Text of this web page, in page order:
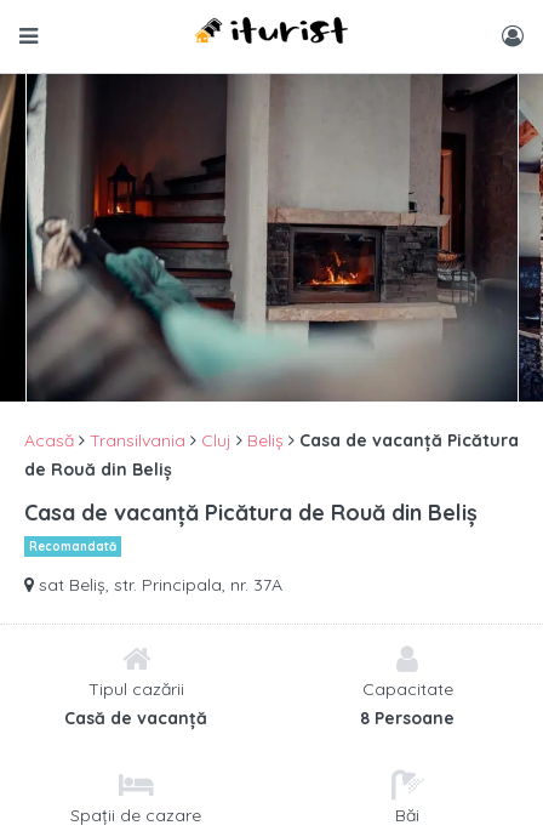
Acasă Transilvania Cluj Beliș
Casa de vacanță Picătura
de Rouă din Beliș
Casa de vacanță Picătura de Rouă din Beliș
Recomandată
sat Beliș, str. Principala, nr. 37A
Tipul cazării
Casă de vacanță
Capacitate
8 Persoane
Spații de cazare
Băi